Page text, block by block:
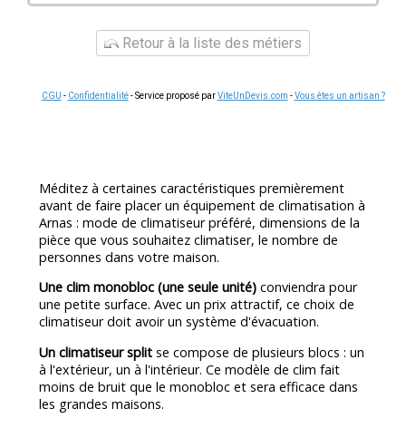
Retour à la liste des métiers
CGU - Confidentialité- Service proposé parViteUnDevis.com -Vous êtes un artisan ?
Méditez à certaines caractéristiques premièrement
avant de faire placer un équipement de climatisation à
Arnas : mode de climatiseur préféré, dimensions de la
pièce que vous souhaitez climatiser, le nombre de
personnes dans votre maison.
Une clim monobloc (une seule unité) conviendra pour
une petite surface. Avec un prix attractif, ce choix de
climatiseur doit avoir un système d'évacuation.
Un climatiseur split se compose de plusieurs blocs : un
à l'extérieur, un à l'intérieur. Ce modèle de clim fait
moins de bruit que le monobloc et sera efficace dans
les grandes maisons.